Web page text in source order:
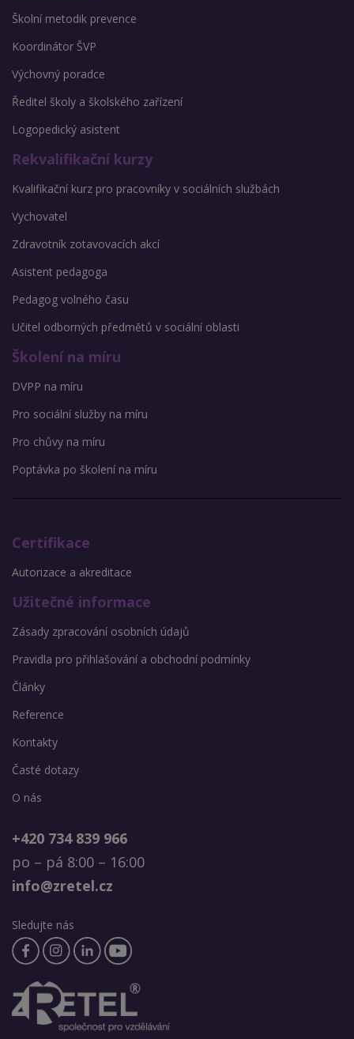
Školní metodik prevence
Koordinátor ŠVP
Výchovný poradce
Ředitel školy a školského zařízení
Logopedický asistent
Rekvalifikační kurzy
Kvalifikační kurz pro pracovníky v sociálních službách
Vychovatel
Zdravotník zotavovacích akcí
Asistent pedagoga
Pedagog volného času
Učitel odborných předmětů v sociální oblasti
Školení na míru
DVPP na míru
Pro sociální služby na míru
Pro chůvy na míru
Poptávka po školení na míru
Certifikace
Autorizace a akreditace
Užitečné informace
Zásady zpracování osobních údajů
Pravidla pro přihlašování a obchodní podmínky
Články
Reference
Kontakty
Časté dotazy
O nás
+420 734 839 966
po – pá 8:00 – 16:00
info@zretel.cz
Sledujte nás